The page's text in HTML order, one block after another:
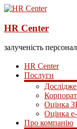
HR Center
залученість
HR Center
Послуги
Оцінка
Оцінка
Про компанію